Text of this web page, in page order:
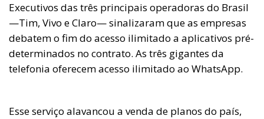
Executivos das três principais operadoras do Brasil
—Tim, Vivo e Claro— sinalizaram que as empresas
debatem o fim do acesso ilimitado a aplicativos pré-
determinados no contrato. As três gigantes da
telefonia oferecem acesso ilimitado ao WhatsApp.
Esse serviço alavancou a venda de planos do país,